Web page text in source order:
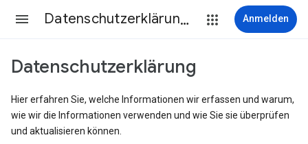
Datenschutzerklärung & Nutzungsbedingungen Anmelden
Datenschutzerklärung
Hier erfahren Sie, welche Informationen wir erfassen und warum,
wie wir die Informationen verwenden und wie Sie sie überprüfen
und aktualisieren können.